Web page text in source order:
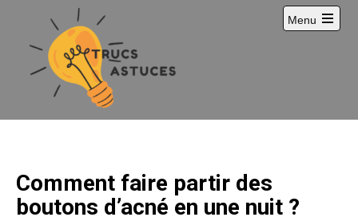
o
Menu
Comment faire partir des
boutons d’acné en une nuit ?